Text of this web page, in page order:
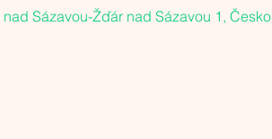
Sázavou-Žďár nad Sázavou 1, Česko